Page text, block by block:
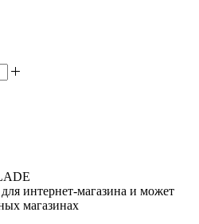
интернет-магазина и может
магазинах